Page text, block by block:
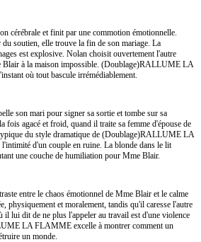
cérébrale et finit par une commotion émotionnelle.
soutien, elle trouve la fin de son mariage. La
est explosive. Nolan choisit ouvertement l'autre
Blair à la maison impossible. (Doublage)RALLUME LA
où tout bascule irrémédiablement.
son mari pour signer sa sortie et tombe sur sa
fois agacé et froid, quand il traite sa femme d'épouse de
du style dramatique de (Doublage)RALLUME LA
d'un couple en ruine. La blonde dans le lit
une couche de humiliation pour Mme Blair.
entre le chaos émotionnel de Mme Blair et le calme
physiquement et moralement, tandis qu'il caresse l'autre
il lui dit de ne plus l'appeler au travail est d'une violence
LA FLAMME excelle à montrer comment un
un monde.